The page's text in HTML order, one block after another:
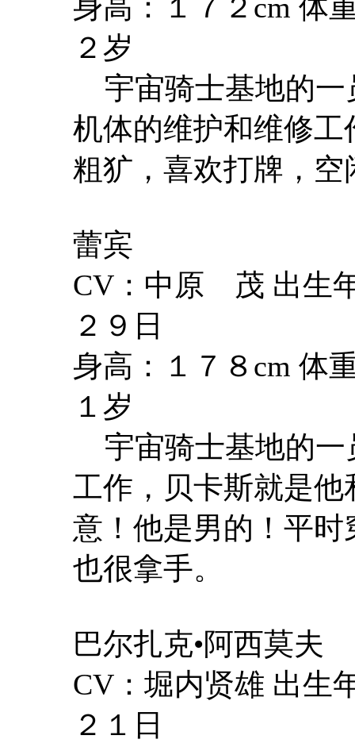
身高：１７２cm 体
２岁
宇宙骑士基地的一
机体的维护和维修
粗犷，喜欢打牌，
蕾宾
CV：中原 茂 出生
２９日
身高：１７８cm 体
１岁
宇宙骑士基地的一
工作，贝卡斯就是
意！他是男的！平
也很拿手。
巴尔扎克•阿西莫夫
CV：堀内贤雄 出生
２１日